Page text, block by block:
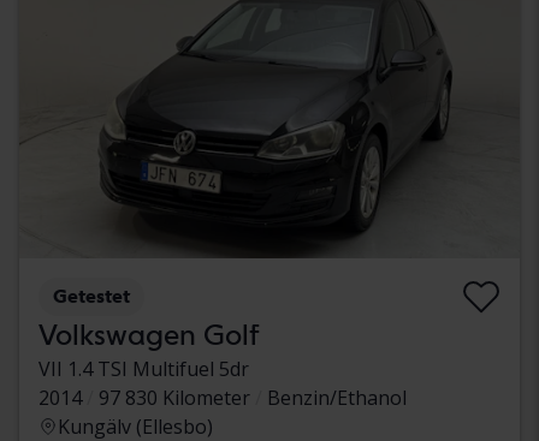
Getestet
Volkswagen Golf
VII 1.4 TSI Multifuel 5dr
2014
97 830 Kilometer
Benzin/Ethanol
Kungälv (Ellesbo)